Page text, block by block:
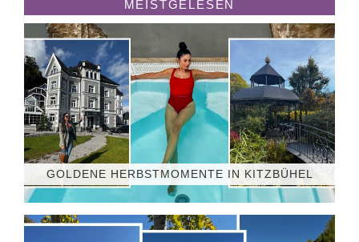
MEISTGELESEN
GOLDENE HERBSTMOMENTE IN KITZBÜHEL